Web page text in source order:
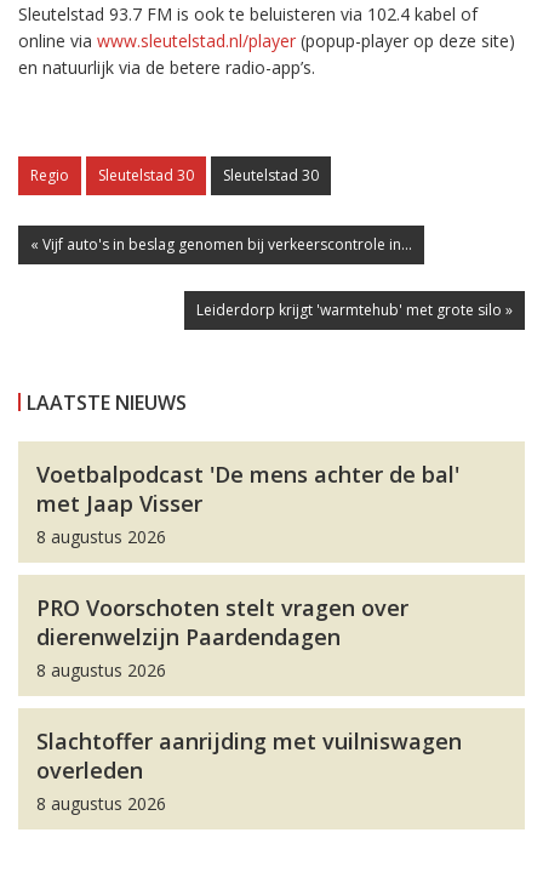
Sleutelstad 93.7 FM is ook te beluisteren via 102.4 kabel of
online via www.sleutelstad.nl/player (popup-player op deze site)
en natuurlijk via de betere radio-app’s.
Regio Sleutelstad 30 Sleutelstad 30
« Vijf auto's in beslag genomen bij verkeerscontrole in...
Leiderdorp krijgt 'warmtehub' met grote silo »
LAATSTE NIEUWS
Voetbalpodcast 'De mens achter de bal'
met Jaap Visser
8 augustus 2026
PRO Voorschoten stelt vragen over
dierenwelzijn Paardendagen
8 augustus 2026
Slachtoffer aanrijding met vuilniswagen
overleden
8 augustus 2026